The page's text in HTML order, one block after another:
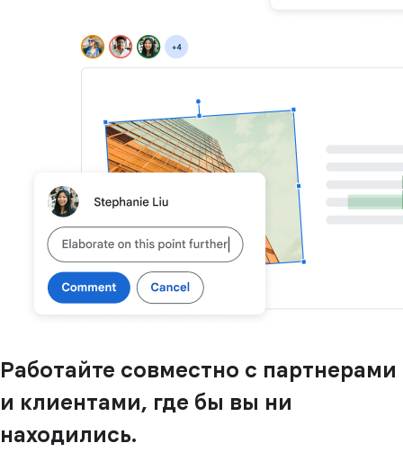
Работайте совместно с партнерами
и клиентами, где бы вы ни
находились.